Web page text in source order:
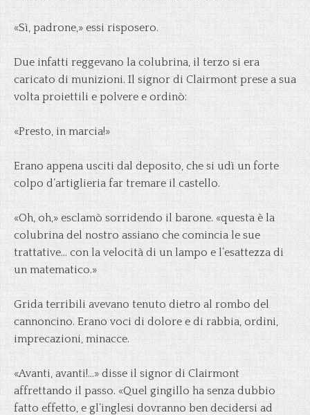
«Sì, padrone,» essi risposero.
Due infatti reggevano la colubrina, il terzo si era
caricato di munizioni. Il signor di Clairmont prese a sua
volta proiettili e polvere e ordinò:
«Presto, in marcia!»
Erano appena usciti dal deposito, che si udì un forte
colpo d’artiglieria far tremare il castello.
«Oh, oh,» esclamò sorridendo il barone. «questa è la
colubrina del nostro assiano che comincia le sue
trattative… con la velocità di un lampo e l’esattezza di
un matematico.»
Grida terribili avevano tenuto dietro al rombo del
cannoncino. Erano voci di dolore e di rabbia, ordini,
imprecazioni, minacce.
«Avanti, avanti!…» disse il signor di Clairmont
affrettando il passo. «Quel gingillo ha senza dubbio
fatto effetto, e gl’inglesi dovranno ben decidersi ad